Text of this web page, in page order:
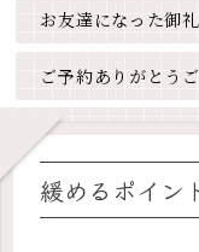
緩めるポイン